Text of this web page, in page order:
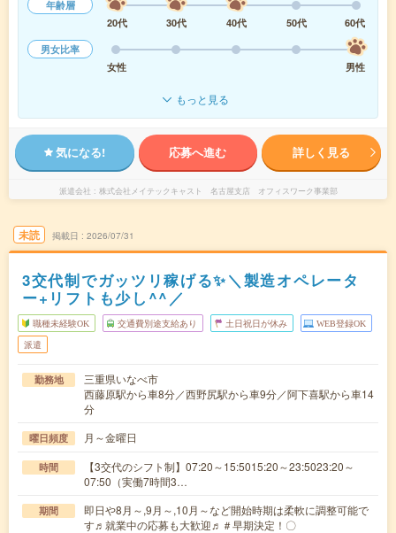
年齢層
20代
30代 40代 50代
60代
男女比率
女性
男性
もっと見る
気になる! 応募へ進む 詳しく見る
派遣会社 株式会社メイテックキャスト 名古屋支店 オフィスワーク事業部
未読 掲載日 2026/07/31
3交代制でガッツリ稼げる✨＼製造オペレータ
ー+リフトも少し^^／
職種未経験OK 交通費別途支給あり 土日祝日が休み WEB登録OK
派遣
勤務地
三重県いなべ市
西藤原駅から車8分／西野尻駅から車9分／阿下喜駅から車14
分
曜日頻度 月～金曜日
時間
【3交代のシフト制】07:20～15:5015:20～23:5023:20～
07:50（実働7時間3…
期間
即日や8月～,9月～,10月～など開始時期は柔軟に調整可能で
す♬就業中の応募も大歓迎♬＃早期決定！〇